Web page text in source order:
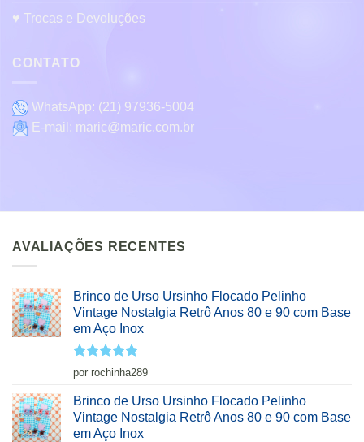
♥ Trocas e Devoluções
CONTATO
WhatsApp: (21) 97936-5004
E-mail: maric@maric.com.br
AVALIAÇÕES RECENTES
Brinco de Urso Ursinho Flocado Pelinho
Vintage Nostalgia Retrô Anos 80 e 90 com Base
em Aço Inox
Avaliação5
de 5
por rochinha289
Brinco de Urso Ursinho Flocado Pelinho
Vintage Nostalgia Retrô Anos 80 e 90 com Base
em Aço Inox